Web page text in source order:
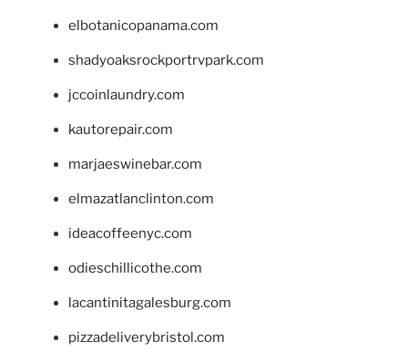
elbotanicopanama.com
shadyoaksrockportrvpark.com
jccoinlaundry.com
kautorepair.com
marjaeswinebar.com
elmazatlanclinton.com
ideacoffeenyc.com
odieschillicothe.com
lacantinitagalesburg.com
pizzadeliverybristol.com